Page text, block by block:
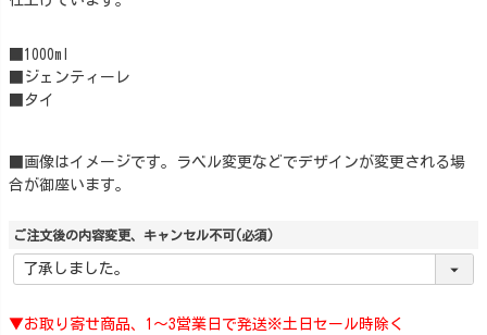
■1000ml
■ジェンティーレ
■タイ
■画像はイメージです。ラベル変更などでデザインが変更される場
合が御座います。
ご注文後の内容変更、キャンセル不可(必須)
▼お取り寄せ商品、1～3営業日で発送※土日セール時除く